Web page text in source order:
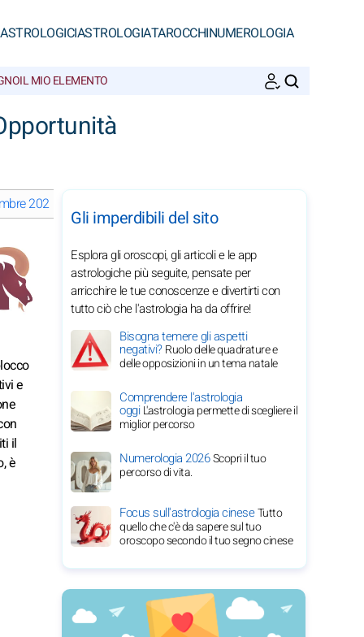
ASTROLOGIATAROCCHINUMEROLOGIA
IL MIO ELEMENTO
2027
e
il
è
Gli imperdibili del sito
Esplora gli oroscopi, gli articoli e le app
astrologiche più seguite, pensate per
arricchire le tue conoscenze e divertirti con
tutto ciò che l'astrologia ha da offrire!
Bisogna temere gli aspetti
negativi?Ruolo delle quadrature e
delle opposizioni in un tema natale
Comprendere l'astrologia
oggiL'astrologia permette di scegliere il
miglior percorso
Numerologia 2026Scopri il tuo
percorso di vita.
Focus sull'astrologia cineseTutto
quello che c'è da sapere sul tuo
oroscopo secondo il tuo segno cinese